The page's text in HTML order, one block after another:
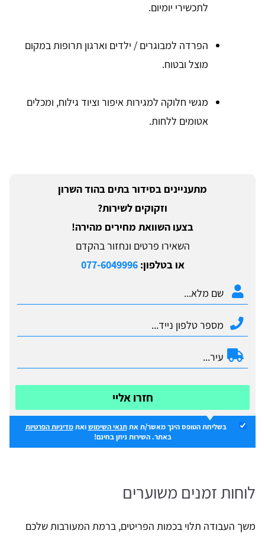
לתכשירי יומיום.
הפרדה למבוגרים / ילדים וארגון תרופות במקום
מוצל ובטוח.
מגשי חלוקה למגירות איפור וציוד גילוח, ומכלים
אטומים ללחות.
מתעניינים בסידור בתים בהוד השרון
וזקוקים לשירות?
בצעו השוואת מחירים מהירה!
השאירו פרטים ונחזור בהקדם
או בטלפון:077-6049996
חזרו אליי
בשליחת הטופס הינך מאשר/ת אתתנאי השימושואתמדיניות הפרטיות
באתר. השירות ניתן בחינם!
לוחות זמנים משוערים
משך העבודה תלוי בכמות הפריטים, ברמת המעורבות שלכם